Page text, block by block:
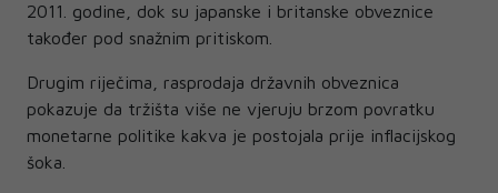
2011. godine, dok su japanske i britanske obveznice
također pod snažnim pritiskom.
Drugim riječima, rasprodaja državnih obveznica
pokazuje da tržišta više ne vjeruju brzom povratku
monetarne politike kakva je postojala prije inflacijskog
šoka.